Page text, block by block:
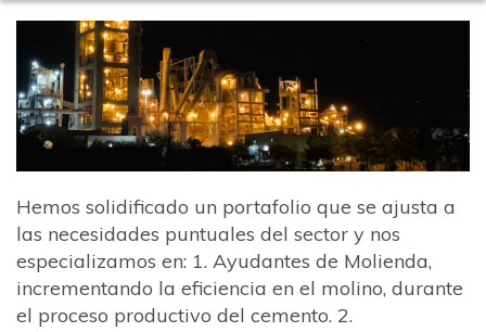
Hemos solidificado un portafolio que se ajusta a
las necesidades puntuales del sector y nos
especializamos en: 1. Ayudantes de Molienda,
incrementando la eficiencia en el molino, durante
el proceso productivo del cemento. 2.